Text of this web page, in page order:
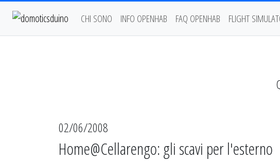
CHI SONO INFO OPENHAB FAQ OPENHAB FLIGHT
02/06/2008
Home@Cellarengo: gli scavi per l'esterno